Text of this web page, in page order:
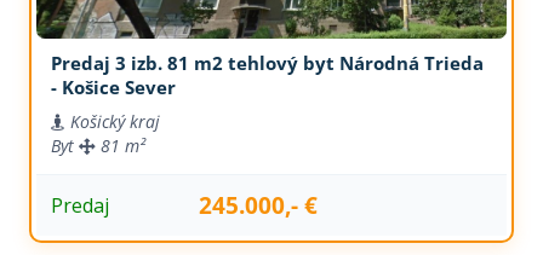
Predaj 3 izb. 81 m2 tehlový byt Národná Trieda
- Košice Sever
Košický kraj
Byt
81 m²
Predaj 245.000,- €